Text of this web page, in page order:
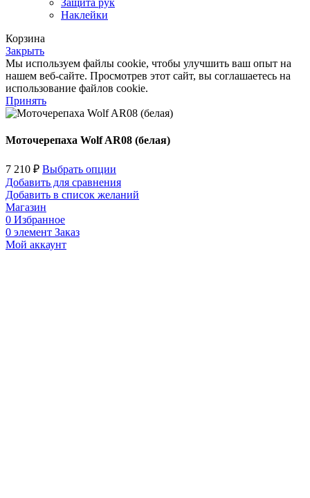
Наклейки
Корзина
Закрыть
Мы используем файлы cookie, чтобы улучшить ваш опыт на
нашем веб-сайте. Просмотрев этот сайт, вы соглашаетесь на
использование файлов cookie.
Принять
Моточерепаха Wolf AR08 (белая)
7 210 ₽ Выбрать опции
Добавить для сравнения
Добавить в список желаний
Магазин
0 Избранное
0 элемент Заказ
Мой аккаунт